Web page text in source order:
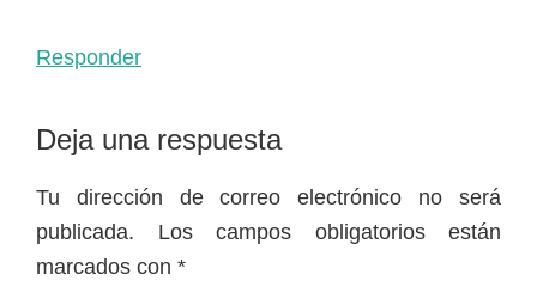
Responder
Deja una respuesta
Tu dirección de correo electrónico no será
publicada.
Los campos obligatorios están
marcados con *